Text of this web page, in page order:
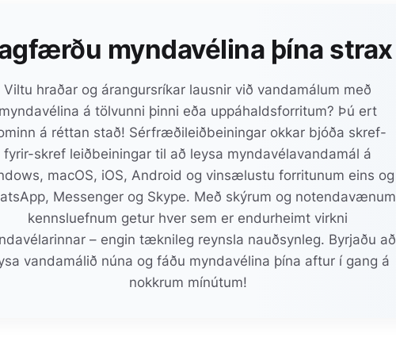
myndavélina þína strax
Viltu hraðar og árangursríkar lausnir við vandamálum með
myndavélina á tölvunni þinni eða uppáhaldsforritum? Þú ert
á réttan stað! Sérfræðileiðbeiningar okkar bjóða skref-
fyrir-skref leiðbeiningar til að leysa myndavélavandamál á
macOS, iOS, Android og vinsælustu forritunum eins og
Messenger og Skype. Með skýrum og notendavænum
kennsluefnum getur hver sem er endurheimt virkni
– engin tæknileg reynsla nauðsynleg. Byrjaðu að
vandamálið núna og fáðu myndavélina þína aftur í gang á
nokkrum mínútum!